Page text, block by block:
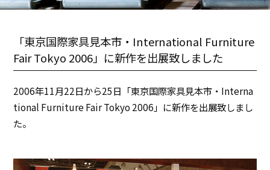
「東京国際家具見本市・International Furniture
Fair Tokyo 2006」に新作を出展致しました
2006年11月22日から25日「東京国際家具見本市・Interna
tional Furniture Fair Tokyo 2006」に新作を出展致しまし
た。